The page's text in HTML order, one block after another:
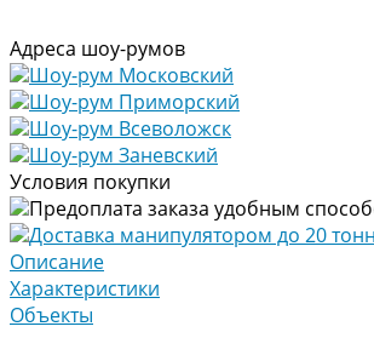
Адреса шоу-румов
Шоу-рум Московский
Шоу-рум Приморский
Шоу-рум Всеволожск
Шоу-рум Заневский
Условия покупки
Предоплата заказа удобным
Доставка манипулятором до 20 тонн
Описание
Характеристики
Объекты